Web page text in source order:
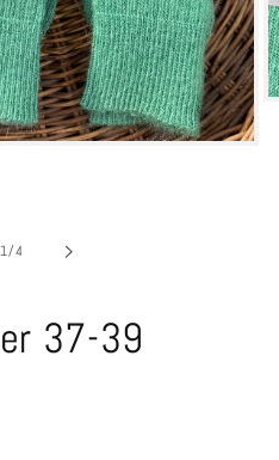
1/af
4
37-39